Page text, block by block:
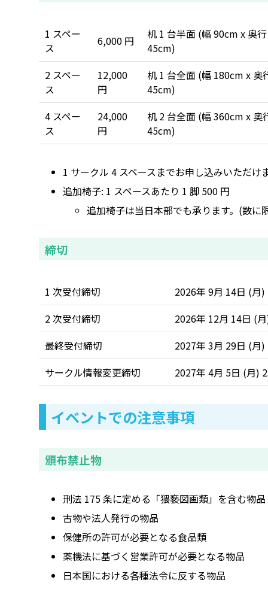
1 スペー
ス
6,000 円
机 1 台半面 (幅 90cm x 奥行
45cm)
2 スペー
ス
12,000
円
机 1 台全面 (幅 180cm x 奥
45cm)
4 スペー
ス
24,000
円
机 2 台全面 (幅 360cm x 奥
45cm)
1 サークル 4 スペースまでお申し込みいただけ
追加椅子: 1 スペースあたり 1 脚 500 円
追加椅子は当日本部でも承ります。(数に
締切
1 次受付締切
2026年 9月 14日 (月
2 次受付締切
2026年 12月 14日 (
最終受付締切
2027年 3月 29日 (月
サークル情報変更締切
2027年 4月 5日 (月)
イベントでの注意事項
頒布禁止物
刑法 175 条に定める「猥褻図画類」を含む物品
古物や法人発行の物品
保健所の許可が必要となる食品類
薬機法に基づく営業許可が必要となる物品
日本国における各種法令に反する物品